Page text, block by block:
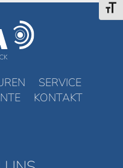
SERVICE
KONTAKT